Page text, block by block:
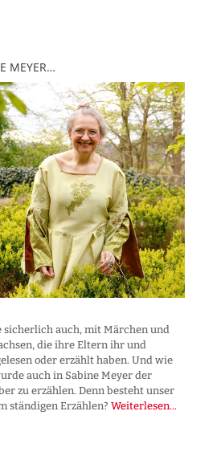
MEYER…
sicherlich auch, mit Märchen und
die ihre Eltern ihr und
oder erzählt haben. Und wie
auch in Sabine Meyer der
zu erzählen. Denn besteht unser
ständigen Erzählen? Weiterlesen...